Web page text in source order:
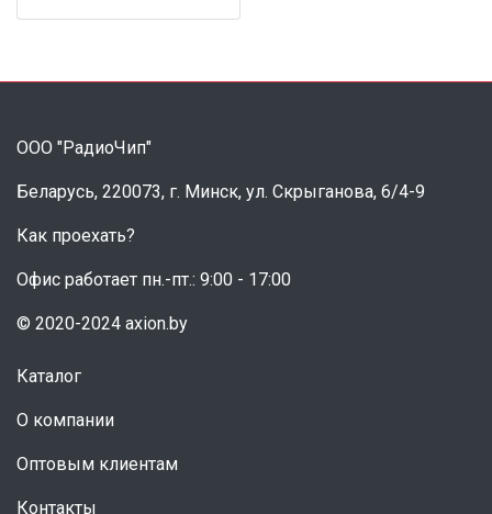
ООО "РадиоЧип"
Беларусь, 220073, г. Минск, ул. Скрыганова, 6/4-9
Как проехать?
Офис работает пн.-пт.: 9:00 - 17:00
© 2020-2024 axion.by
Каталог
О компании
Оптовым клиентам
Контакты